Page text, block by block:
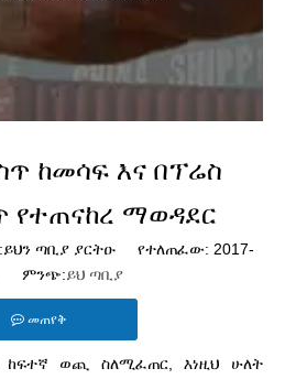
ከመሳፍ እና በፕሬስ
ማወዳደር
ጣቢያ ያርትዑ የተለጠፈው: 2017-
ምንጭ:ይህ ጣቢያ
መጠየቅ
ወጪ ስለሚፈጠር, እነዚህ ሁለት